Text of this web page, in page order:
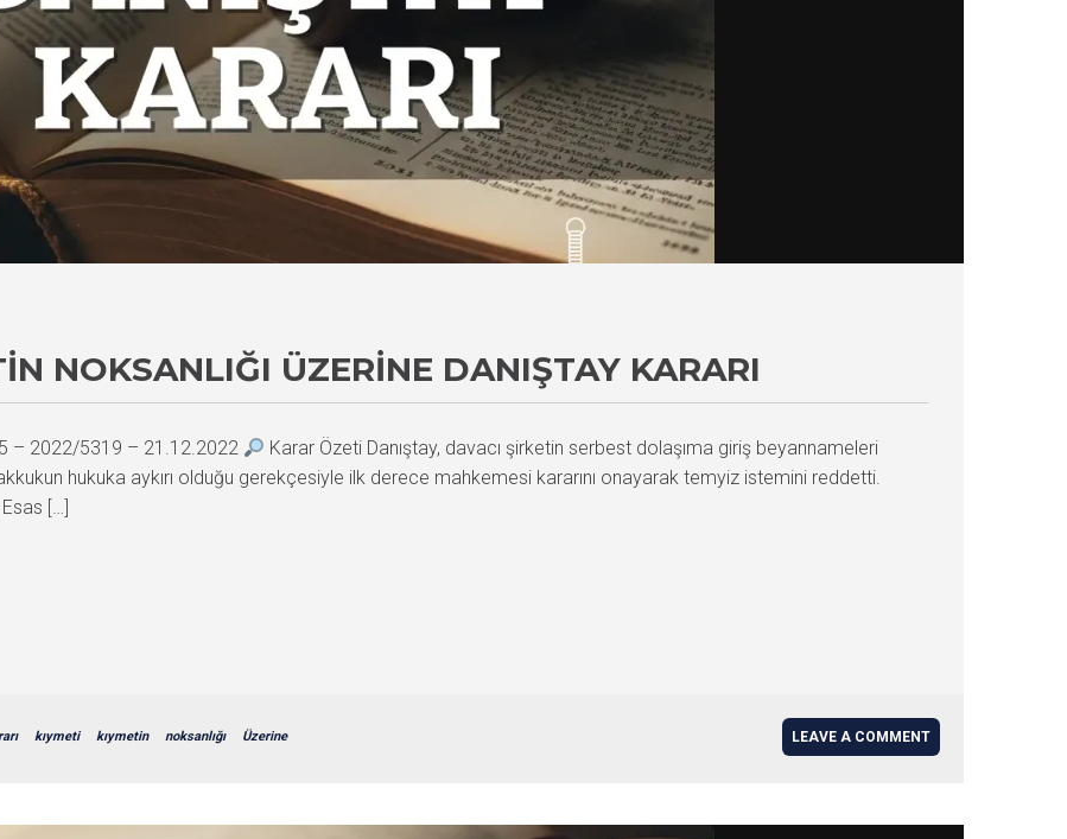
NOKSANLIĞI ÜZERINE DANIŞTAY KARARI
– 2022/5319 – 21.12.2022
Karar Özeti Danıştay, davacı şirketin serbest dolaşıma giriş beyannameleri
hukuka aykırı olduğu gerekçesiyle ilk derece mahkemesi kararını onayarak temyiz istemini reddetti.
[…]
kıymeti kıymetin noksanlığı Üzerine LEAVE A COMMENT